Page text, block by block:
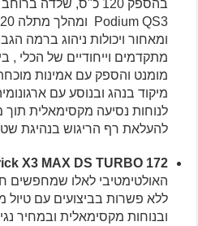
ומאחור ויכולות ניהוג ברמה
מתקדמים וייחודיים של הכלי ,
מומנט והספק עם אמינות
מיקוד בנהג ובנוסע עם ארגונומיה
לנוחות נסיעה מקסימאלית תוך
להעלאת רף הריגוש בנהיגת שטח
172
X3 MAX DS TURBO
ללא פשרות בביצועים עם טיול
ובנוחות מקסימאלית ובמחיר